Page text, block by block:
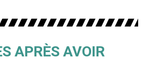
APRÈS AVOIR